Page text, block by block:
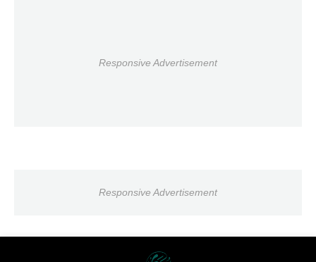
Responsive Advertisement
Responsive Advertisement